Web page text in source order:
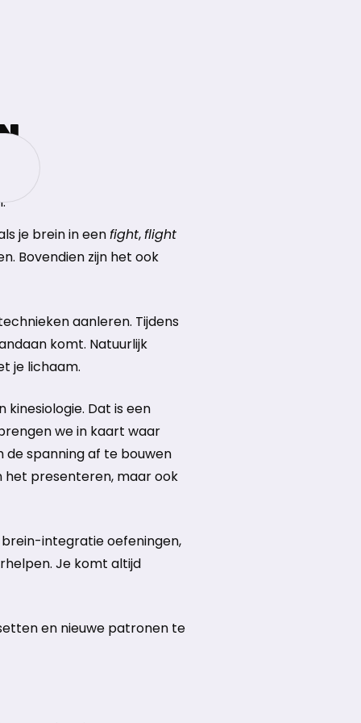
je brein in eenfight,flight
Bovendien zijn het ook
aanleren. Tijdens
komt. Natuurlijk
je lichaam.
Dat is een
we in kaart waar
spanning af te bouwen
het presenteren, maar ook
integratie oefeningen,
Je komt altijd
en nieuwe patronen te